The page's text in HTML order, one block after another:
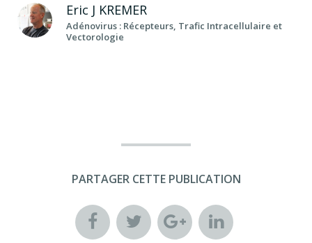
Eric J KREMER
Adénovirus : Récepteurs, Trafic Intracellulaire et
Vectorologie
PARTAGER CETTE PUBLICATION